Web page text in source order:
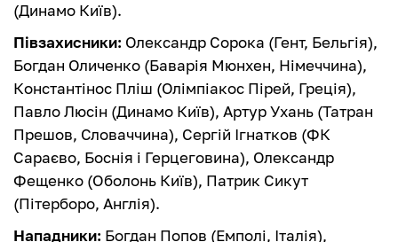
(Динамо Київ).
Півзахисники: Олександр Сорока (Гент, Бельгія),
Богдан Оличенко (Баварія Мюнхен, Німеччина),
Константінос Пліш (Олімпіакос Пірей, Греція),
Павло Люсін (Динамо Київ), Артур Ухань (Татран
Прешов, Словаччина), Сергій Ігнатков (ФК
Сараєво, Боснія і Герцеговина), Олександр
Фещенко (Оболонь Київ), Патрик Сикут
(Пітерборо, Англія).
Нападники: Богдан Попов (Емполі, Італія),